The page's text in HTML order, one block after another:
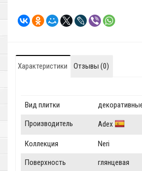
Характеристики Отзывы (0)
Вид плитки
Производитель Adex
Коллекция Neri
Поверхность глянцевая